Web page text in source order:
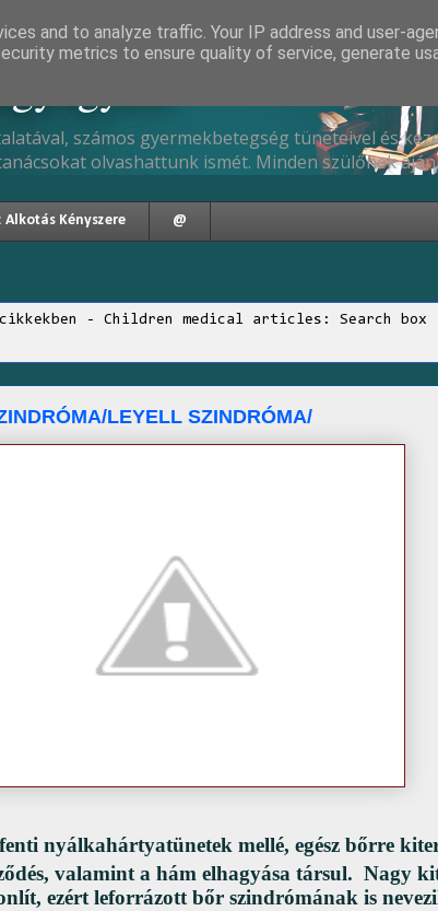
számos gyermekbetegség tüneteivel és
olvashattunk ismét. Minden szülőnek
Alkotás Kényszere @
cikkekben - Children medical articles: Search box
LEYELL SZINDRÓMA/
nyálkahártyatünetek mellé, egész bőrre
valamint a hám elhagyása társul. Nagy
ezért leforrázott bőr szindrómának is
and to analyze traffic. Your IP address and user-
metrics to ensure quality of service, generate